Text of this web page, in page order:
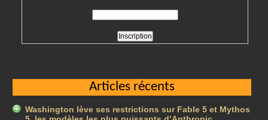
Articles récents
Washington lève ses restrictions sur Fable 5 et Mythos